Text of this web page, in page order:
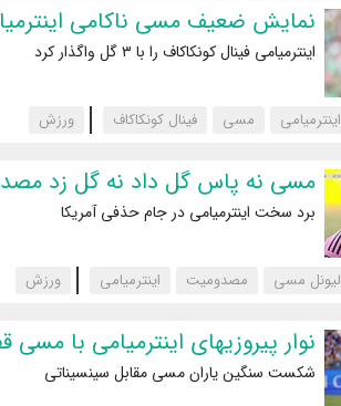
نمایش ضعیف مسی ناکامی
اینترمیامی فینال کونکاکاف را با ۳ گل واگذار کرد
اینترمیامی مسی فینال کونکاکاف ‌ورزش
مسی نه پاس گل داد نه گل زد
برد سخت اینترمیامی در جام حذفی آمریکا
لیونل مسی مصدومیت اینترمیامی ‌ورزش
نوار پیروزیهای اینترمیامی با
شکست سنگین یاران مسی مقابل سینسیناتی